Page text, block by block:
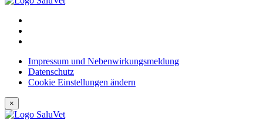
Impressum und Nebenwirkungsmeldung
Datenschutz
Cookie Einstellungen ändern
×